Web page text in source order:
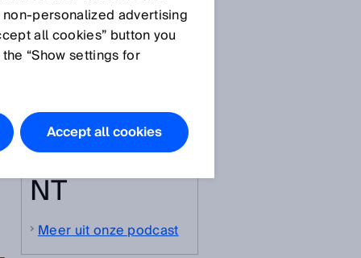
SICKNIFICA
NT
Meer uit onze podcast
advertising
all cookies” button you
“Show settings for
Accept all cookies